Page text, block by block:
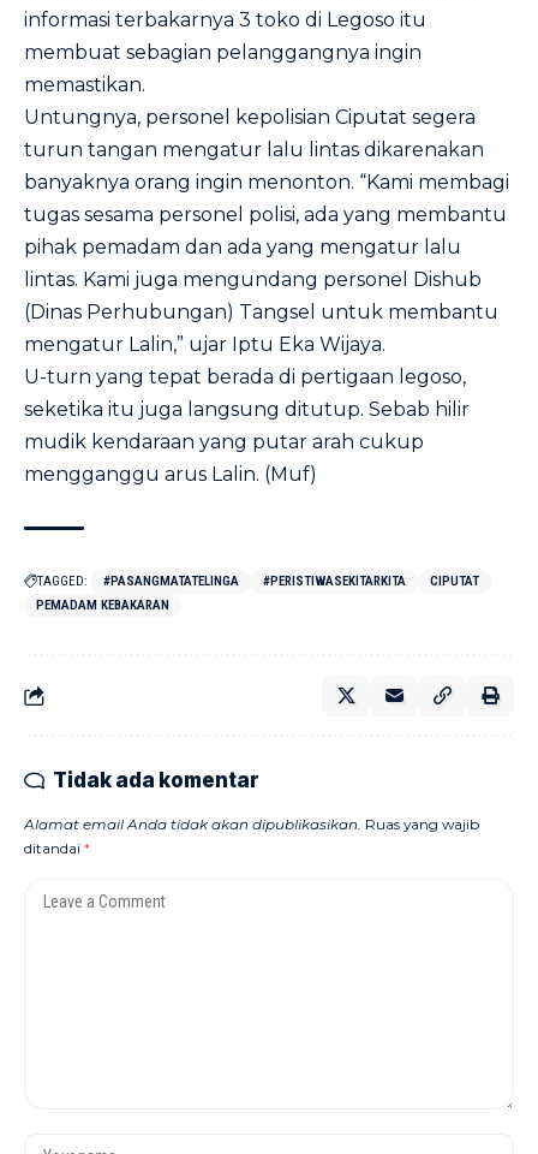
informasi terbakarnya 3 toko di Legoso itu
membuat sebagian pelanggangnya ingin
memastikan.
Untungnya, personel kepolisian Ciputat segera
turun tangan mengatur lalu lintas dikarenakan
banyaknya orang ingin menonton. “Kami membagi
tugas sesama personel polisi, ada yang membantu
pihak pemadam dan ada yang mengatur lalu
lintas. Kami juga mengundang personel Dishub
(Dinas Perhubungan) Tangsel untuk membantu
mengatur Lalin,” ujar Iptu Eka Wijaya.
U-turn yang tepat berada di pertigaan legoso,
seketika itu juga langsung ditutup. Sebab hilir
mudik kendaraan yang putar arah cukup
mengganggu arus Lalin. (Muf)
TAGGED: #PASANGMATATELINGA #PERISTIWASEKITARKITA
CIPUTAT
PEMADAM KEBAKARAN
Tidak ada komentar
Alamat email Anda tidak akan dipublikasikan. Ruas yang wajib
ditandai *